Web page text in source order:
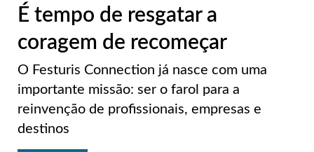
É tempo de resgatar a
coragem de recomeçar
O Festuris Connection já nasce com uma
importante missão: ser o farol para a
reinvenção de profissionais, empresas e
destinos